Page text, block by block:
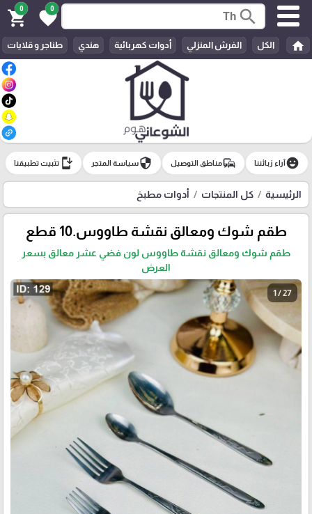
search
0
favorite
0
shopping_cart
home الكل الفرش المنزلي أدوات كهربائية هندي طناجر و قلايات
emoji_emotionsآراء زبائننا commuteمناطق التوصيل securityسياسة المتجر install_mobile تثبيت تطبيقنا
الرئيسية كل المنتجات أدوات مطبخ
طقم شوك ومعالق نقشة طاووس.10 قطع
طقم شوك ومعالق نقشة طاووس لون فضي عشر معالق بسعر
العرض
1 / 27